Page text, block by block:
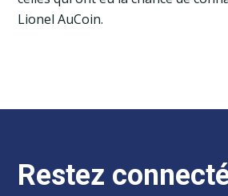
Lionel AuCoin.
Restez